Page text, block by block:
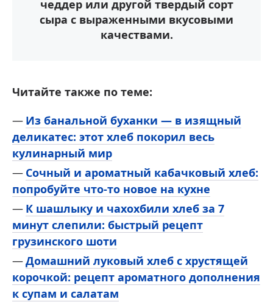
чеддер или другой твердый сорт
сыра с выраженными вкусовыми
качествами.
Читайте также по теме:
Из банальной буханки — в изящный
деликатес: этот хлеб покорил весь
кулинарный мир
Сочный и ароматный кабачковый хлеб:
попробуйте что-то новое на кухне
К шашлыку и чахохбили хлеб за 7
минут слепили: быстрый рецепт
грузинского шоти
Домашний луковый хлеб с хрустящей
корочкой: рецепт ароматного дополнения
к супам и салатам